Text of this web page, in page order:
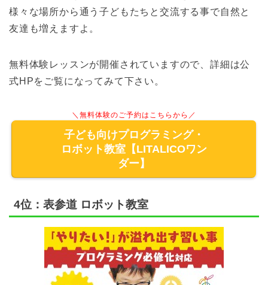
様々な場所から通う子どもたちと交流する事で自然と
友達も増えますよ。
無料体験レッスンが開催されていますので、詳細は公
式HPをご覧になってみて下さい。
＼無料体験のご予約はこちらから／
子ども向けプログラミング・
ロボット教室【LITALICOワン
ダー】
4位：表参道 ロボット教室